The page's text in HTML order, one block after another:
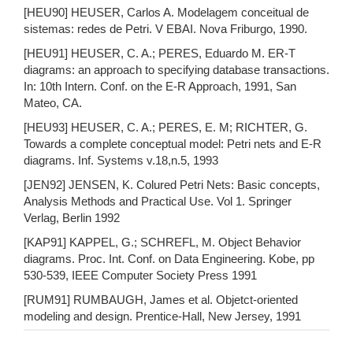
[HEU90] HEUSER, Carlos A. Modelagem conceitual de
sistemas: redes de Petri. V EBAI. Nova Friburgo, 1990.
[HEU91] HEUSER, C. A.; PERES, Eduardo M. ER-T
diagrams: an approach to specifying database transactions.
In: 10th Intern. Conf. on the E-R Approach, 1991, San
Mateo, CA.
[HEU93] HEUSER, C. A.; PERES, E. M; RICHTER, G.
Towards a complete conceptual model: Petri nets and E-R
diagrams. Inf. Systems v.18,n.5, 1993
[JEN92] JENSEN, K. Colured Petri Nets: Basic concepts,
Analysis Methods and Practical Use. Vol 1. Springer
Verlag, Berlin 1992
[KAP91] KAPPEL, G.; SCHREFL, M. Object Behavior
diagrams. Proc. Int. Conf. on Data Engineering. Kobe, pp
530-539, IEEE Computer Society Press 1991
[RUM91] RUMBAUGH, James et al. Objetct-oriented
modeling and design. Prentice-Hall, New Jersey, 1991